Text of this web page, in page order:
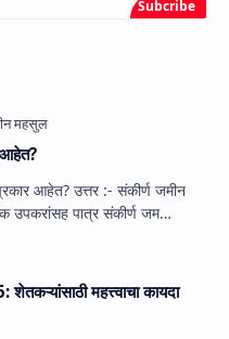
आहेत?
:- संकीर्ण जमीन
आहेत. (१) स्‍थानिक उपकरांसह पात्र संकीर्ण जम…
महत्त्वाचा कायदा